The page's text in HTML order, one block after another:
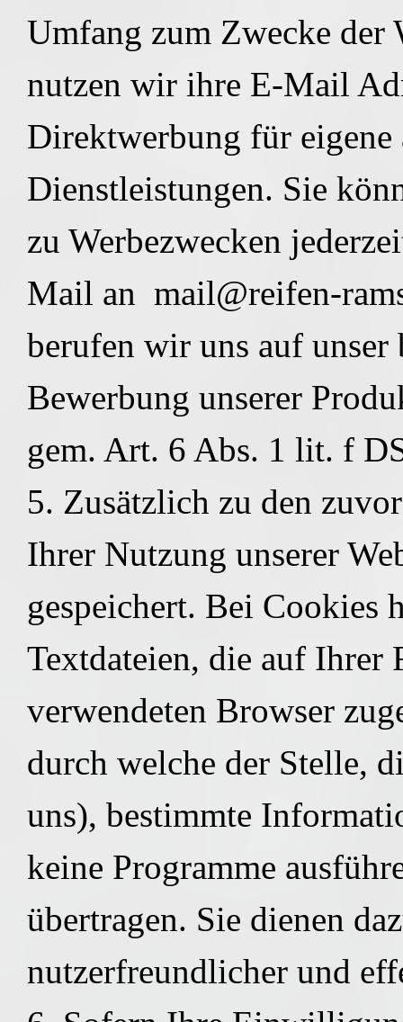
Umfang zum Zwecke der
nutzen wir ihre E-Mail
Direktwerbung für eigene
Dienstleistungen. Sie
zu Werbezwecken
Mail an mail@reifen-
berufen wir uns auf unser
Bewerbung unserer
gem. Art. 6 Abs. 1 lit. f
5. Zusätzlich zu den
Ihrer Nutzung unserer
gespeichert. Bei Cookies
Textdateien, die auf Ihrer
verwendeten Browser
durch welche der Stelle,
uns), bestimmte
keine Programme
übertragen. Sie dienen
nutzerfreundlicher und